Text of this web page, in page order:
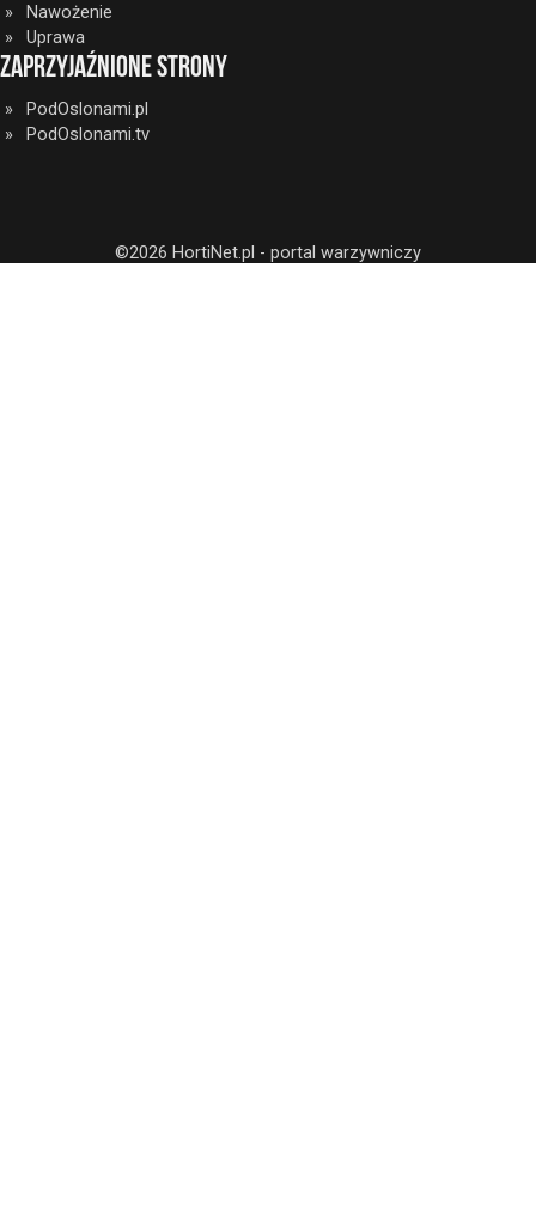
Nawożenie
Uprawa
Zaprzyjaźnione strony
PodOslonami.pl
PodOslonami.tv
©2026 HortiNet.pl - portal warzywniczy